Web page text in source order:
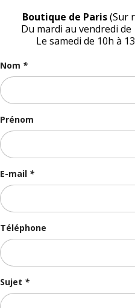
Boutique de Paris(Sur
Du mardi au vendredi de
Le samedi de 10h à
Nom *
Prénom
E-mail *
Téléphone
Sujet *